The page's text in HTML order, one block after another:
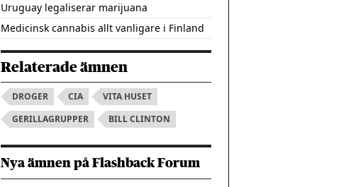
Uruguay legaliserar marijuana
Medicinsk cannabis allt vanligare i Finland
Relaterade ämnen
DROGER CIA
VITA HUSET
GERILLAGRUPPER
BILL CLINTON
Nya ämnen på Flashback Forum